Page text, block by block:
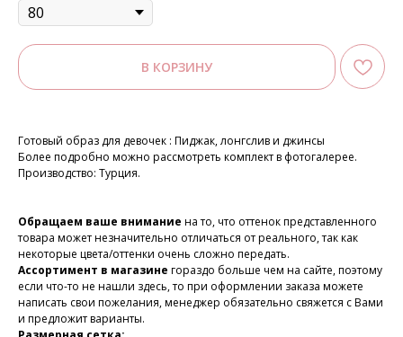
В КОРЗИНУ
Готовый образ для девочек : Пиджак, лонгслив и джинсы
Более подробно можно рассмотреть комплект в фотогалерее.
Производство: Турция.
Обращаем ваше внимание на то, что оттенок представленного
товара может незначительно отличаться от реального, так как
некоторые цвета/оттенки очень сложно передать.
Ассортимент в магазине гораздо больше чем на сайте, поэтому
если что-то не нашли здесь, то при оформлении заказа можете
написать свои пожелания, менеджер обязательно свяжется с Вами
и предложит варианты.